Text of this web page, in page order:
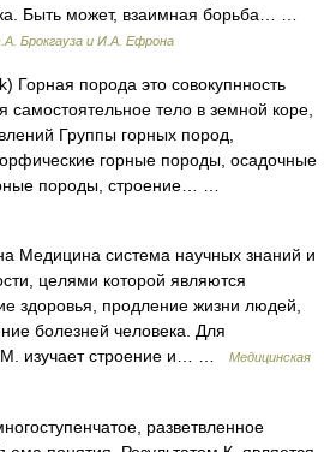
Быть может, взаимная борьба… …
Брокгауза и И.А. Ефрона
Горная порода это совокупнность
тело в земной коре,
Группы горных пород,
горные породы, осадочные
породы, строение… …
Медицина система научных знаний и
целями которой являются
здоровья, продление жизни людей,
болезней человека. Для
М. изучает строение и… …
Медицинская
разветвленное